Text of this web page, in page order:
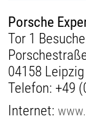
Porsche
Tor 1
04158 Leipzig
Telefon: +49
Internet: